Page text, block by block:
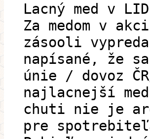
Lacný med v
Za medom v
zásooli
napísané, že
únie / dovoz
najlacnejší
chuti nie je
pre